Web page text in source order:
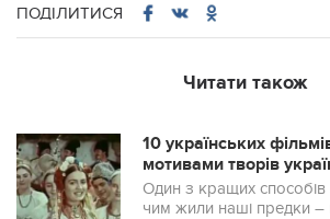
ПОДІЛИТИСЯ
Читати також
10 українських
мотивами творів
літератури
Один з кращих способів
чим жили наші предки –